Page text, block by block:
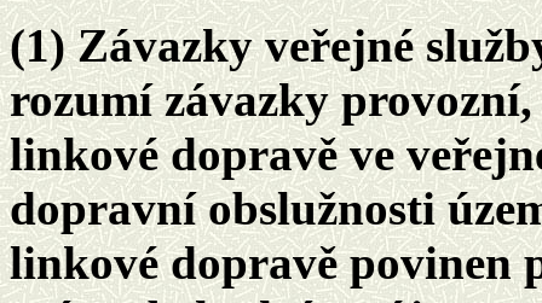
(1) Závazky veřejné
rozumí závazky
linkové dopravě ve
dopravní obslužnosti
linkové dopravě povinen